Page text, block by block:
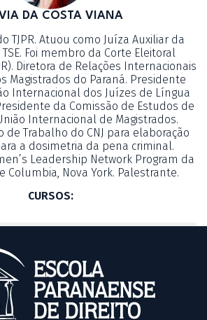
DA COSTA VIANA
TJPR. Atuou como Juíza Auxiliar da
Foi membro da Corte Eleitoral
Diretora de Relações Internacionais
Magistrados do Paraná. Presidente
Internacional dos Juízes de Língua
da Comissão de Estudos de
Internacional de Magistrados.
de Trabalho do CNJ para elaboração
a dosimetria da pena criminal.
Leadership Network Program da
Columbia, Nova York. Palestrante.
CURSOS: